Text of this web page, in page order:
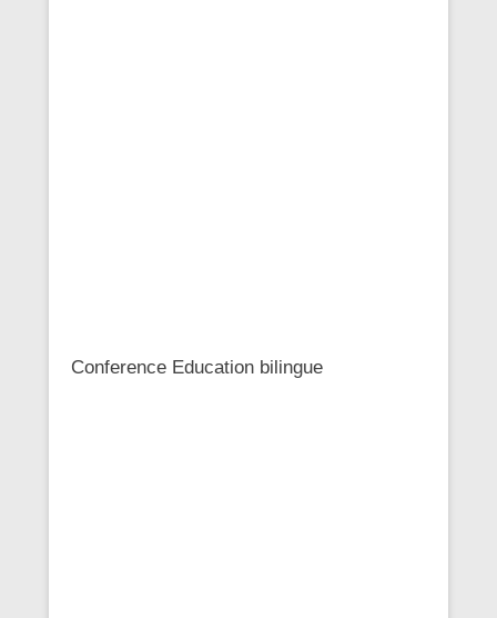
Conference Education bilingue